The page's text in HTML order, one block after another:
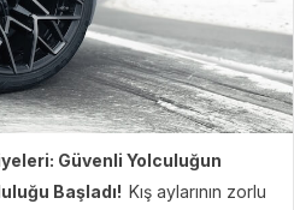
Güvenli Yolculuğun
Başladı! Kış aylarının zorlu